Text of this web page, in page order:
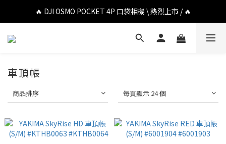
🔥 DJI OSMO POCKET 4P 口袋相機 \ 熱烈上市 / 🔥
🔥 DJI OSMO POCKET 4P 口袋相機 \ 熱烈上市 / 🔥
🔥 Insta360 Luna Ultra 雲台相機 \ 熱烈上市 / 🔥
🔥 DJI OSMO POCKET 4P 口袋相機 \ 熱烈上市 / 🔥
車頂帳
商品排序 每頁顯示 24 個